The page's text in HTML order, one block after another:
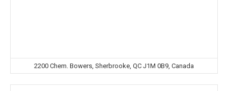
2200 Chem. Bowers, Sherbrooke, QC J1M 0B9, Canada